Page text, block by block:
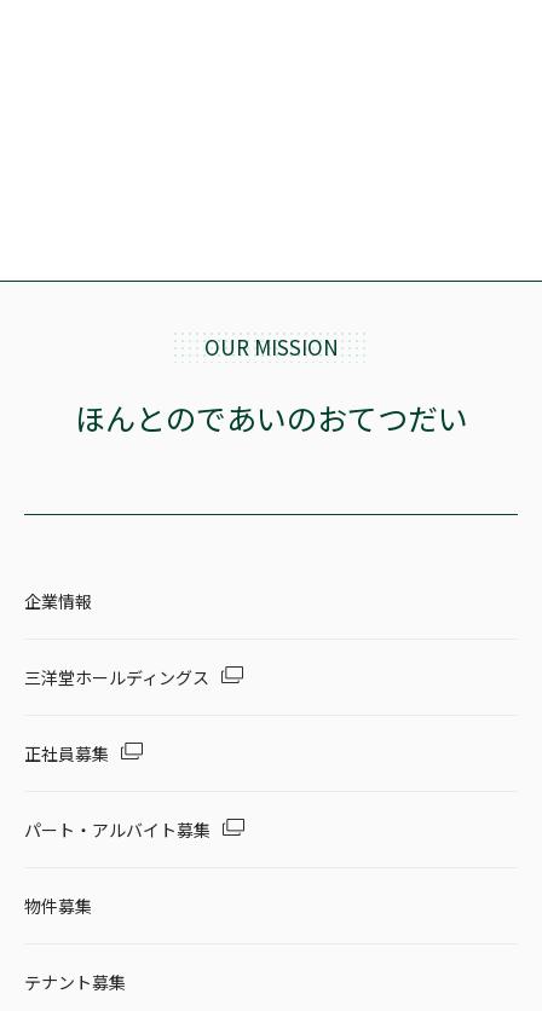
OUR MISSION
ほんとのであいのおてつだい
企業情報
三洋堂ホールディングス
正社員募集
パート・アルバイト募集
物件募集
テナント募集